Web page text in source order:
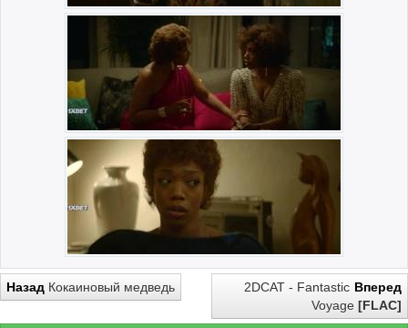
Назад Кокаиновый медведь Вперед
2DCAT - Fantastic
Voyage [FLAC]